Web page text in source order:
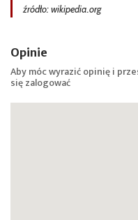
źródło: wikipedia.org
Opinie
Aby móc wyrazić opinię i
sięzalogować